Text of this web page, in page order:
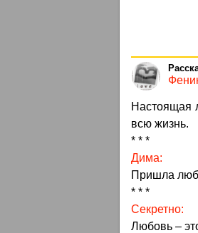
Настоящая
всю жизнь.
* * *
Дима:
Пришла
* * *
Секретно:
Любовь –